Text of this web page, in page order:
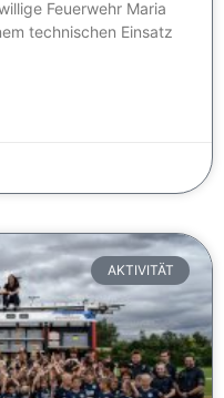
Feuerwehr Maria
technischen Einsatz
AKTIVITÄT